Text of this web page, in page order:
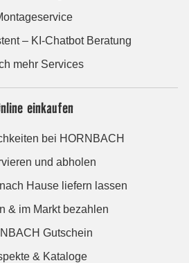
– KI-Chatbot Beratung
mehr Services
einkaufen
bei HORNBACH
und abholen
Hause liefern lassen
& im Markt bezahlen
Gutschein
& Kataloge